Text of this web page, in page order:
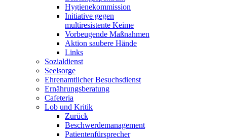
Hygienekommission
Initiative gegen
multiresistente Keime
Vorbeugende Maßnahmen
Aktion saubere Hände
Links
Sozialdienst
Seelsorge
Ehrenamtlicher Besuchsdienst
Ernährungsberatung
Cafeteria
Lob und Kritik
Zurück
Beschwerdemanagement
Patientenfürsprecher